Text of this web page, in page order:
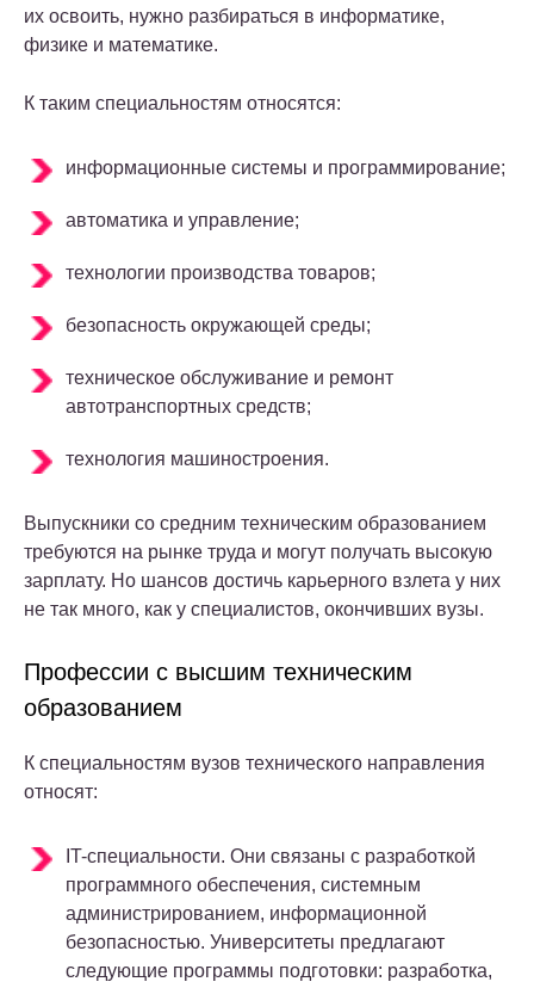
их освоить, нужно разбираться в информатике,
физике и математике.
К таким специальностям относятся:
информационные системы и программирование;
автоматика и управление;
технологии производства товаров;
безопасность окружающей среды;
техническое обслуживание и ремонт
автотранспортных средств;
технология машиностроения.
Выпускники со средним техническим образованием
требуются на рынке труда и могут получать высокую
зарплату. Но шансов достичь карьерного взлета у них
не так много, как у специалистов, окончивших вузы.
Профессии с высшим техническим
образованием
К специальностям вузов технического направления
относят:
IT-специальности. Они связаны с разработкой
программного обеспечения, системным
администрированием, информационной
безопасностью. Университеты предлагают
следующие программы подготовки: разработка,